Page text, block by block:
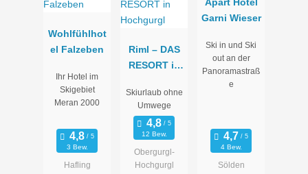
Wohlfühlhot
el Falzeben
Ihr Hotel im
Skigebiet
Meran 2000
3 Bew.
Hafling
Riml – DAS
RESORT in
Skiurlaub ohne
Umwege
12 Bew.
Obergurgl-
Hochgurgl
Garni Wieser
Ski in und Ski
out an der
Panoramastraß
e
4 Bew.
Sölden